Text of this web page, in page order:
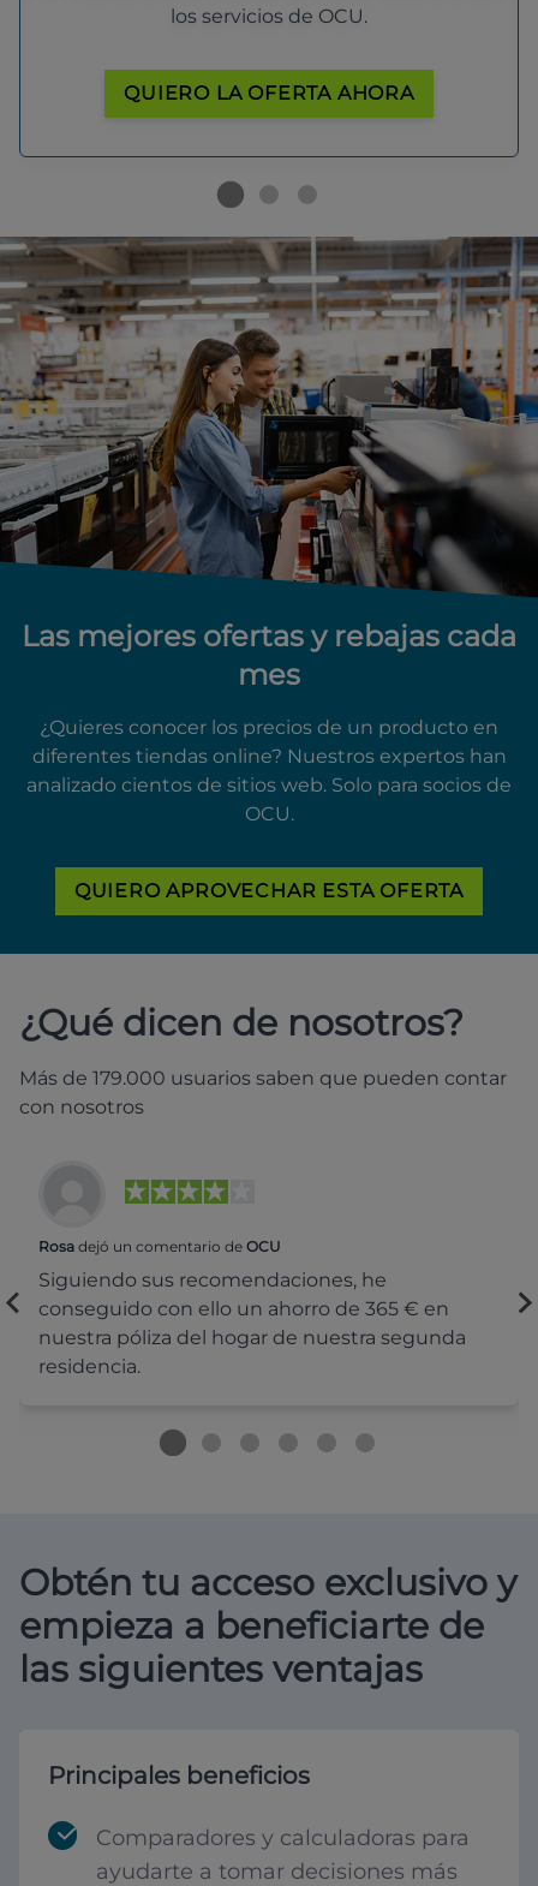
los servicios de OCU.
QUIERO LA OFERTA AHORA
Las mejores ofertas y rebajas cada
mes
¿Quieres conocer los precios de un producto en
diferentes tiendas online? Nuestros expertos han
analizado cientos de sitios web. Solo para socios de
OCU.
QUIERO APROVECHAR ESTA OFERTA
¿Qué dicen de nosotros?
Más de 179.000 usuarios saben que pueden contar
con nosotros
Rosa dejó un comentario de OCU
Siguiendo sus recomendaciones, he
conseguido con ello un ahorro de 365 € en
nuestra póliza del hogar de nuestra segunda
residencia.
Obtén tu acceso exclusivo y
empieza a beneficiarte de
las siguientes ventajas
Principales beneficios
Comparadores y calculadoras para
ayudarte a tomar decisiones más